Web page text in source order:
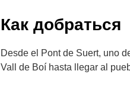
Как добраться
Desde el Pont de Suert, uno
Vall de Boí hasta llegar al